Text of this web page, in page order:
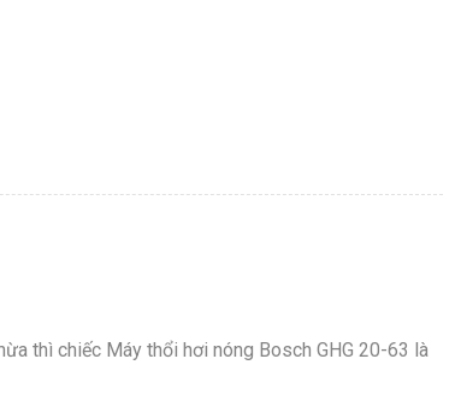
thì chiếc Máy thổi hơi nóng Bosch GHG 20-63 là